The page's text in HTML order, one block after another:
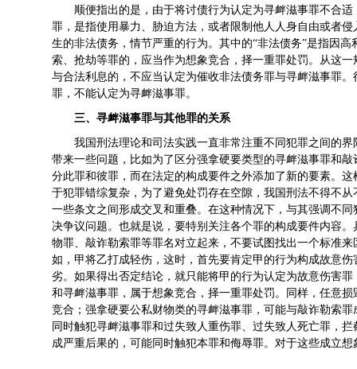
顺便指出的是，由于将讨债行为认定为寻衅滋事罪不合
罪，是指使用暴力、胁迫方法，或者限制他人人身自由或者
生的非法债务，情节严重的行为。其中的“非法债务”是指因
索、抢劫等罪的，应当作为想象竞合，择一重罪处罚。从这一
与合法利息的，不应当认定为催收非法债务罪与寻衅滋事罪
罪，不能认定为寻衅滋事罪。
三、寻衅滋事罪与其他罪的关系
我国刑法理论和司法实践一直非常注重不同犯罪之间的
带来一些问题，比如为了区分强拿硬要类型的寻衅滋事罪和
分此罪和彼罪，而在法定的构成要件之外添加了新的要素。
于犯罪错综复杂，为了避免处罚存在空隙，我国刑法不得不
一些条文之间形成交叉和重叠。在这种情况下，与其强调不
决争议问题。也就是说，要特别关注各个罪的构成要件内容
物罪、敲诈勒索罪等罪名对立起来，不要试图找出一个标准
如，甲将乙打成轻伤，这时，首先要肯定甲的行为构成故意
劣。如果得出否定结论，就只能将甲的行为认定为故意伤害
和寻衅滋事罪，属于想象竞合，择一重罪处罚。同样，任意
竞合；强拿硬要公私财物类的寻衅滋事罪，可能与敲诈勒索
同时触犯寻衅滋事罪和过失致人重伤罪、过失致人死亡罪，
成严重后果的，可能同时触犯本罪和侮辱罪。对于这些成立